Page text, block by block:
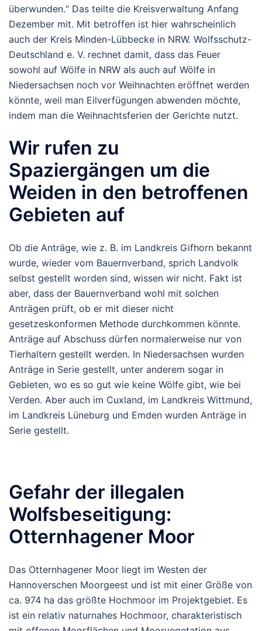
überwunden.“ Das teilte die Kreisverwaltung Anfang
Dezember mit. Mit betroffen ist hier wahrscheinlich
auch der Kreis Minden-Lübbecke in NRW. Wolfsschutz-
Deutschland e. V. rechnet damit, dass das Feuer
sowohl auf Wölfe in NRW als auch auf Wölfe in
Niedersachsen noch vor Weihnachten eröffnet werden
könnte, weil man Eilverfügungen abwenden möchte,
indem man die Weihnachtsferien der Gerichte nutzt.
Wir rufen zu
Spaziergängen um die
Weiden in den betroffenen
Gebieten auf
Ob die Anträge, wie z. B. im Landkreis Gifhorn bekannt
wurde, wieder vom Bauernverband, sprich Landvolk
selbst gestellt worden sind, wissen wir nicht. Fakt ist
aber, dass der Bauernverband wohl mit solchen
Anträgen prüft, ob er mit dieser nicht
gesetzeskonformen Methode durchkommen könnte.
Anträge auf Abschuss dürfen normalerweise nur von
Tierhaltern gestellt werden. In Niedersachsen wurden
Anträge in Serie gestellt, unter anderem sogar in
Gebieten, wo es so gut wie keine Wölfe gibt, wie bei
Verden. Aber auch im Cuxland, im Landkreis Wittmund,
im Landkreis Lüneburg und Emden wurden Anträge in
Serie gestellt.
Gefahr der illegalen
Wolfsbeseitigung:
Otternhagener Moor
Das Otternhagener Moor liegt im Westen der
Hannoverschen Moorgeest und ist mit einer Größe von
ca. 974 ha das größte Hochmoor im Projektgebiet. Es
ist ein relativ naturnahes Hochmoor, charakteristisch